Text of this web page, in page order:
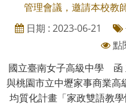
管理會議，邀請本校教
日期 : 2023-06-21
點
國立臺南女子高級中學 函
與桃園市立中壢家事商業高
均質化計畫「家政雙語教